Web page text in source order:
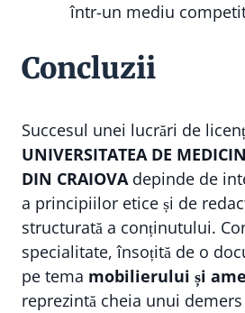
într-un mediu
Concluzii
Succesul unei lucrări de
UNIVERSITATEA DE
DIN CRAIOVAdepinde de
a principiilor etice și de
structurată a conținutului.
specialitate, însoțită de o
pe tema mobilierului și
reprezintă cheia unui